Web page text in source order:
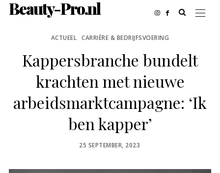
Beauty-Pro.nl
ACTUEEL CARRIÈRE & BEDRIJFSVOERING
Kappersbranche bundelt
krachten met nieuwe
arbeidsmarktcampagne: ‘Ik
ben kapper’
POSTED
25 SEPTEMBER, 2023